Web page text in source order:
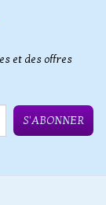
et des offres
S'ABONNER